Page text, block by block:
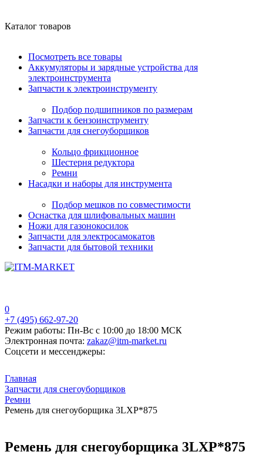
Каталог товаров
Посмотреть все товары
Аккумуляторы и зарядные устройства для
электроинструмента
Запчасти к электроинструменту
Подбор подшипников по размерам
Запчасти к бензоинструменту
Запчасти для снегоуборщиков
Кольцо фрикционное
Шестерня редуктора
Ремни
Насадки и наборы для инструмента
Подбор мешков по совместимости
Оснастка для шлифовальных машин
Ножи для газонокосилок
Запчасти для электросамокатов
Запчасти для бытовой техники
0
+7 (495) 662-97-20
Режим работы: Пн-Вс с 10:00 до 18:00 МСК
Электронная почта: zakaz@itm-market.ru
Соцсети и мессенджеры:
Главная
Запчасти для снегоуборщиков
Ремни
Ремень для снегоуборщика 3LXP*875
Ремень для снегоуборщика 3LXP*875